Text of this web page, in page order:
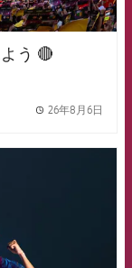
う 🔴
26年8月6日